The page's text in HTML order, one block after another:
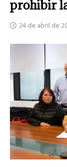
prohibir
24 de abril de